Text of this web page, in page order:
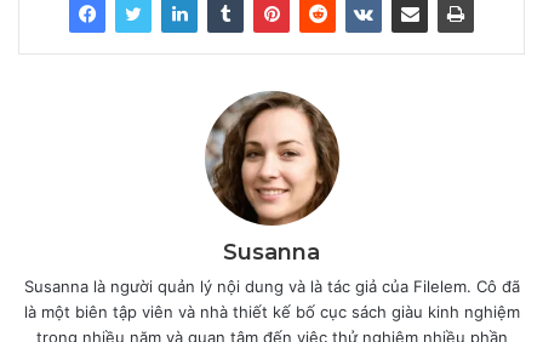
Susanna
Susanna là người quản lý nội dung và là tác giả của Filelem. Cô đã
là một biên tập viên và nhà thiết kế bố cục sách giàu kinh nghiệm
trong nhiều năm và quan tâm đến việc thử nghiệm nhiều phần